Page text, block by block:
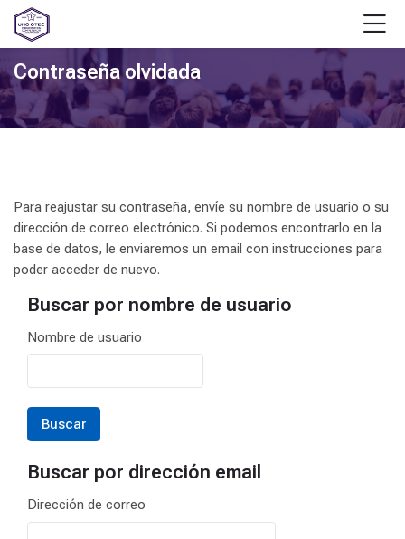
Skip to navigation
Skip to login form
Salta al contenido principal
Skip to accessibility options
Skip to footer
Skip accessibility options
Contraseña olvidada
Para reajustar su contraseña, envíe su nombre de usuario o su
dirección de correo electrónico. Si podemos encontrarlo en la
base de datos, le enviaremos un email con instrucciones para
poder acceder de nuevo.
Buscar por nombre de usuario
Buscar por nombre de usuario
Nombre de usuario
Buscar por dirección email
Buscar por dirección email
Dirección de correo